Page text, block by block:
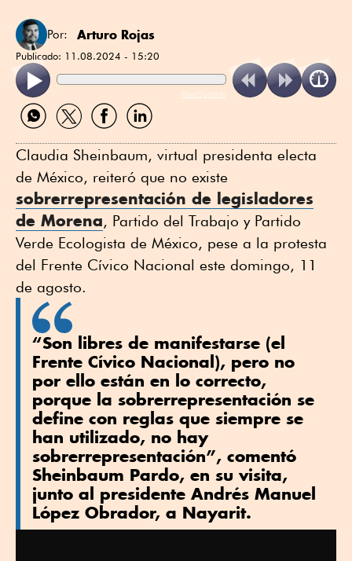
Por: Arturo Rojas
Publicado: 11.08.2024 - 15:20
ReadSpeaker
Compartir
por
Compartir
por
Compartir
por
Compartir
por
Claudia Sheinbaum, virtual presidenta electa
de México, reiteró que no existe
sobrerrepresentación de legisladores
de Morena, Partido del Trabajo y Partido
Verde Ecologista de México, pese a la protesta
del Frente Cívico Nacional este domingo, 11
de agosto.
“Son libres de manifestarse (el
Frente Cívico Nacional), pero no
por ello están en lo correcto,
porque la sobrerrepresentación se
define con reglas que siempre se
han utilizado, no hay
sobrerrepresentación”, comentó
Sheinbaum Pardo, en su visita,
junto al presidente Andrés Manuel
López Obrador, a Nayarit.